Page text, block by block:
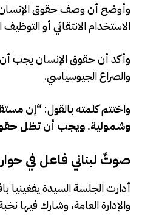
وأوضح أن وصف حقوق الإنسان
الاستخدام الانتقائي أو
وأكد أن حقوق الإنسان يجب أن
والصراع الجيوسياسي.
واختتم كلمته بالقول:“إن
وشمولية. ويجب أن تظل حقوق
صوتٌ لبناني فاعل في
أدارت الجلسة السيدة يفغينيا
والإدارة العامة، وشارك فيها